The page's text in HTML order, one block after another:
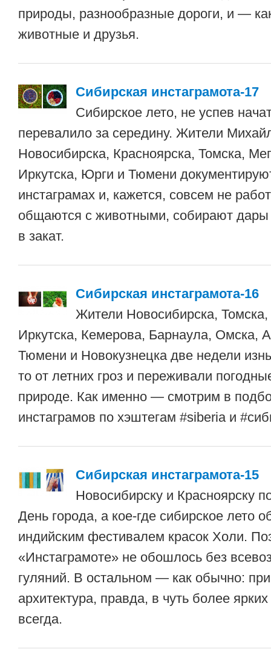
природы, разнообразные дороги, и —
животные и друзья.
Сибирская инстаграмота-17
Сибирское лето, не успев
перевалило за середину. Жители
Новосибирска, Красноярска, Томска,
Иркутска, Юрги и Тюмени
инстаграмах и, кажется, совсем не
общаются с животными, собирают
в закат.
Сибирская инстаграмота-16
Жители Новосибирска, Томска,
Иркутска, Кемерова, Барнаула, Омска,
Тюмени и Новокузнецка две недели
то от летних гроз и переживали
природе. Как именно — смотрим в
инстаграмов по хэштегам #siberia и
Сибирская инстаграмота-15
Новосибирску и Красноярску
День города, а кое-где сибирское лето
индийским фестивалем красок Холи.
«Инстаграмоте» не обошлось без
гуляний. В остальном — как обычно:
архитектура, правда, в чуть более
всегда.